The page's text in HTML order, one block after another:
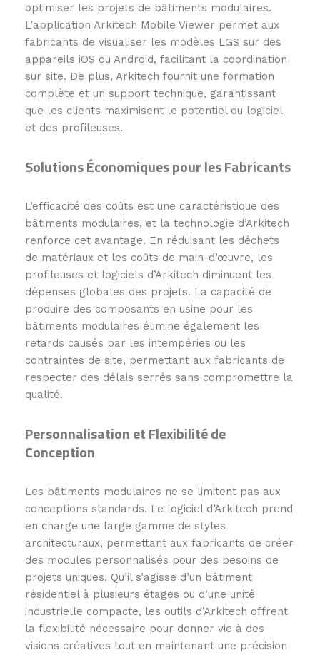
optimiser les projets de bâtiments modulaires.
L’application Arkitech Mobile Viewer permet aux
fabricants de visualiser les modèles LGS sur des
appareils iOS ou Android, facilitant la coordination
sur site. De plus, Arkitech fournit une formation
complète et un support technique, garantissant
que les clients maximisent le potentiel du logiciel
et des profileuses.
Solutions Économiques pour les Fabricants
L’efficacité des coûts est une caractéristique des
bâtiments modulaires, et la technologie d’Arkitech
renforce cet avantage. En réduisant les déchets
de matériaux et les coûts de main-d’œuvre, les
profileuses et logiciels d’Arkitech diminuent les
dépenses globales des projets. La capacité de
produire des composants en usine pour les
bâtiments modulaires élimine également les
retards causés par les intempéries ou les
contraintes de site, permettant aux fabricants de
respecter des délais serrés sans compromettre la
qualité.
Personnalisation et Flexibilité de
Conception
Les bâtiments modulaires ne se limitent pas aux
conceptions standards. Le logiciel d’Arkitech prend
en charge une large gamme de styles
architecturaux, permettant aux fabricants de créer
des modules personnalisés pour des besoins de
projets uniques. Qu’il s’agisse d’un bâtiment
résidentiel à plusieurs étages ou d’une unité
industrielle compacte, les outils d’Arkitech offrent
la flexibilité nécessaire pour donner vie à des
visions créatives tout en maintenant une précision